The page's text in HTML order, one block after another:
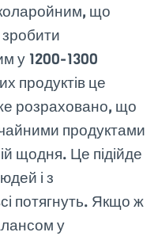
що
у 1200-1300
продуктів це
розраховано, що
продуктами
щодня. Це підійде
і з
потягнуть. Якщо ж
у